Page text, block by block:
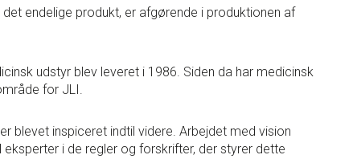
endelige produkt, er afgørende i produktionen af
udstyr blev leveret i 1986. Siden da har medicinsk
for JLI.
blevet inspiceret indtil videre. Arbejdet med vision
i de regler og forskrifter, der styrer dette